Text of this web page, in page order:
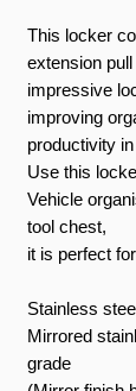
This locker
extension
impressive
improving
productivity
Use this
Vehicle
tool chest,
it is perfect
Stainless
Mirrored
grade